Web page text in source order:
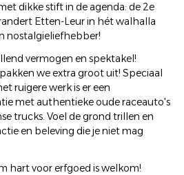
dikke stift in de agenda: de 2e
Etten-Leur in hét walhalla
nostalgieliefhebber!
vermogen en spektakel!
we extra groot uit! Speciaal
ruigere werk is er een
met authentieke oude raceauto's
trucks. Voel de grond trillen en
en beleving die je niet mag
hart voor erfgoed is welkom!